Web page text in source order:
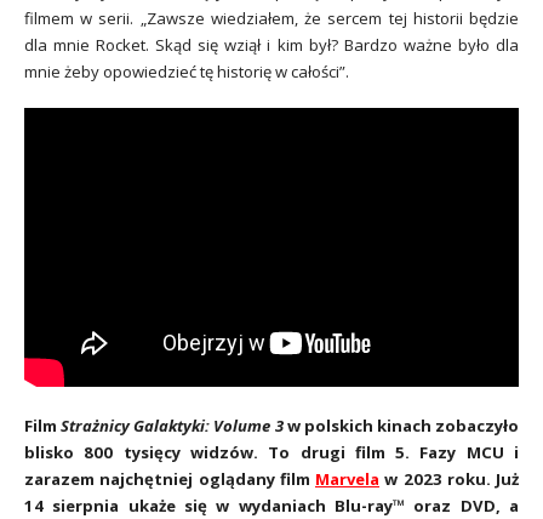
filmem w serii. „Zawsze wiedziałem, że sercem tej historii będzie
dla mnie Rocket. Skąd się wziął i kim był? Bardzo ważne było dla
mnie żeby opowiedzieć tę historię w całości”.
FilmStrażnicy Galaktyki: Volume 3w polskich kinach zobaczyło
blisko 800 tysięcy widzów. To drugi film 5. Fazy MCU i
zarazem najchętniej oglądany film Marvela w 2023 roku. Już
14 sierpnia ukaże się w wydaniach Blu-ray™ oraz DVD, a